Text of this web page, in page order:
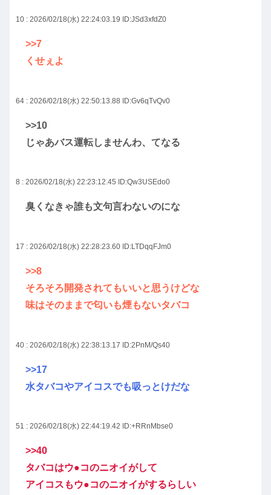
10 : 2026/02/18(水) 22:24:03.19 ID:JSd3xfdZ0
>>7
くせぇよ
64 : 2026/02/18(水) 22:50:13.88 ID:Gv6qTvQv0
>>10
じゃあバス運転しませんわ、てなる
8 : 2026/02/18(水) 22:23:12.45 ID:Qw3USEdo0
臭くなきゃ誰も文句言わないのにな
17 : 2026/02/18(水) 22:28:23.60 ID:LTDqqFJm0
>>8
そろそろ開発されてもいいと思うけどな
味はそのままで匂いも煙もないタバコ
40 : 2026/02/18(水) 22:38:13.17 ID:2PnM/Qs40
>>17
水タバコやアイコスでも吸っとけだな
51 : 2026/02/18(水) 22:44:19.42 ID:+RRnMbse0
>>40
タバコはウ●コのニオイがして
アイコスもウ●コのニオイがするらしい